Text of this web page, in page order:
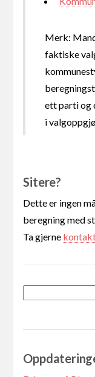
Merk:
faktiske
ett parti og
i
Sitere?
Dette er ingen
beregning med
Ta gjerne